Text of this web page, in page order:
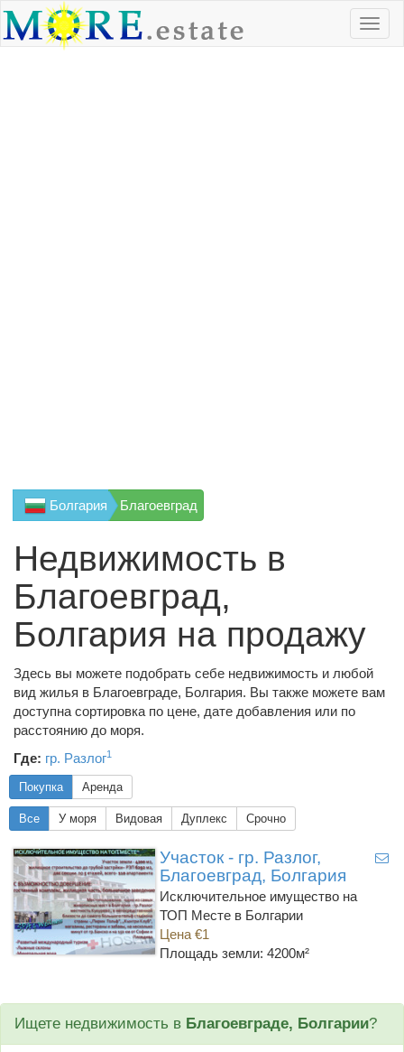
Болгария Благоевград
Недвижимость в
Благоевград,
Болгария на продажу
Здесь вы можете подобрать себе недвижимость и любой
вид жилья в Благоевграде, Болгария. Вы также можете вам
доступна сортировка по цене, дате добавления или по
расстоянию до моря.
Где: гр. Разлог1
Покупка Аренда
Все У моря Видовая Дуплекс Срочно
Участок - гр. Разлог,
Благоевград, Болгария
Исключительное имущество на
ТОП Месте в Болгарии
Цена €1
Площадь земли: 4200м²
Ищете недвижимость в Благоевграде, Болгарии?